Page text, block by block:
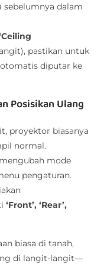
sebelumnya dalam
pastikan untuk
diputar ke
Posisikan Ulang
proyektor biasanya
normal.
mode
pengaturan.
‘Front’, ‘Rear’,
biasa di tanah,
di langit-langit—